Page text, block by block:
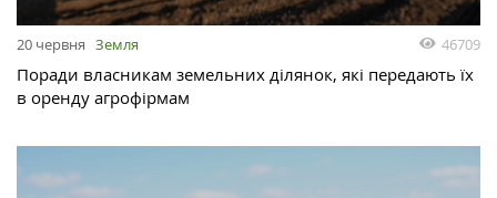
20 червня Земля 46709
Поради власникам земельних ділянок, які передають їх
в оренду агрофірмам